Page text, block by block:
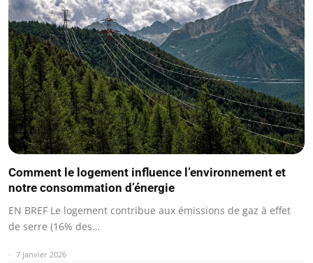
Comment le logement influence l’environnement et
notre consommation d’énergie
EN BREF Le logement contribue aux émissions de gaz à effet
de serre (16% des…
7 janvier 2026